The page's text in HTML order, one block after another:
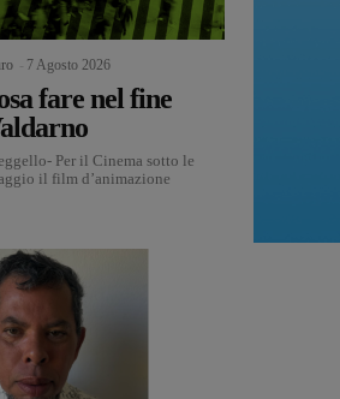
7 Agosto 2026
fare nel fine
Per il Cinema sotto le
il film d’animazione